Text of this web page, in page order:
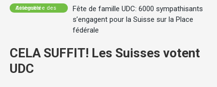
Assemblée des délégués
Fête de famille UDC: 6000 sympathisants
s’engagent pour la Suisse sur la Place
fédérale
CELA SUFFIT! Les Suisses votent
UDC